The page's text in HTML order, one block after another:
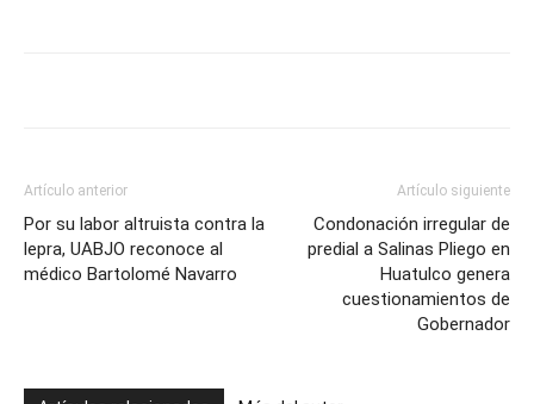
Artículo anterior
Por su labor altruista contra la
lepra, UABJO reconoce al
médico Bartolomé Navarro
Artículo siguiente
Condonación irregular de
predial a Salinas Pliego en
Huatulco genera
cuestionamientos de
Gobernador